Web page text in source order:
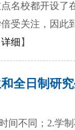
名校都开设了
受关注，因此
详细 】
全日制研
间不同；2.学